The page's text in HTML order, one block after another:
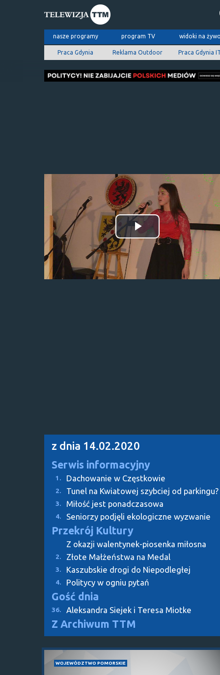
nasze programy program TV widoki na
Praca Gdynia Reklama Outdoor Praca Gdynia
Odtwórz
wideo
z dnia 14.02.2020
Serwis informacyjny
1. Dachowanie w Częstkowie
2. Tunel na Kwiatowej szybciej od parkingu?
3. Miłość jest ponadczasowa
4. Seniorzy podjęli ekologiczne wyzwanie
Przekrój Kultury
Z okazji walentynek-piosenka miłosna
2. Złote Małżeństwa na Medal
3. Kaszubskie drogi do Niepodległej
4. Politycy w ogniu pytań
Gość dnia
36. Aleksandra Siejek i Teresa Miotke
Z Archiwum TTM
WOJEWÓDZTWO POMORSKIE